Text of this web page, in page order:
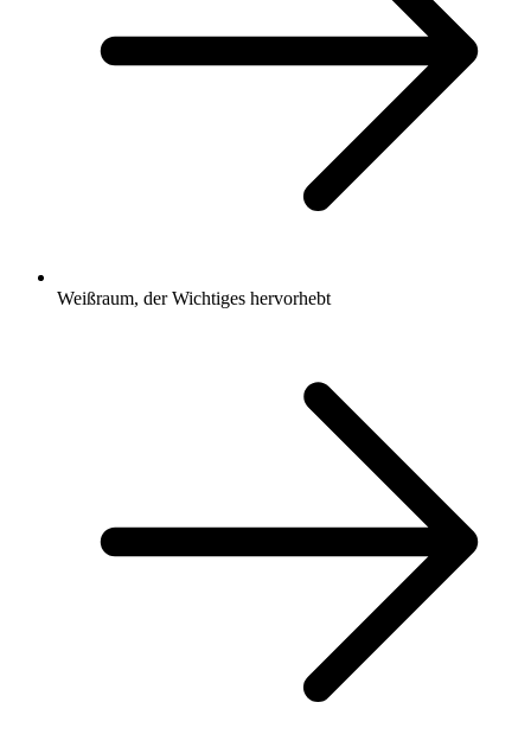
Weißraum, der Wichtiges hervorhebt